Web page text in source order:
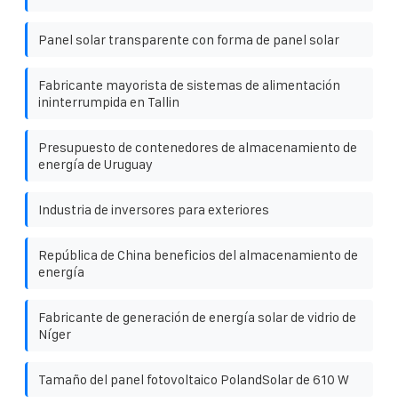
Panel solar transparente con forma de panel solar
Fabricante mayorista de sistemas de alimentación
ininterrumpida en Tallin
Presupuesto de contenedores de almacenamiento de
energía de Uruguay
Industria de inversores para exteriores
República de China beneficios del almacenamiento de
energía
Fabricante de generación de energía solar de vidrio de
Níger
Tamaño del panel fotovoltaico PolandSolar de 610 W